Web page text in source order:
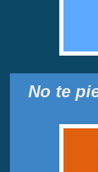
No te